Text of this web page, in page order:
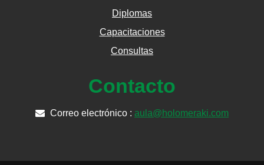
Diplomas
Capacitaciones
Consultas
Contacto
Correo electrónico : aula@holomeraki.com